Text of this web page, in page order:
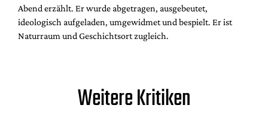
Abend erzählt. Er wurde abgetragen, ausgebeutet,
ideologisch aufgeladen, umgewidmet und bespielt. Er ist
Naturraum und Geschichtsort zugleich.
Weitere Kritiken